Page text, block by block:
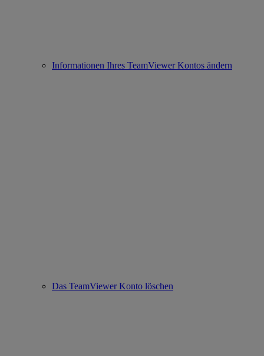
Informationen Ihres TeamViewer Kontos ändern
Das TeamViewer Konto löschen